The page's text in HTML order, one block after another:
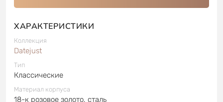
ХАРАКТЕРИСТИКИ
Коллекция
Datejust
Тип
Классические
Материал корпуса
18-к розовое золото, сталь